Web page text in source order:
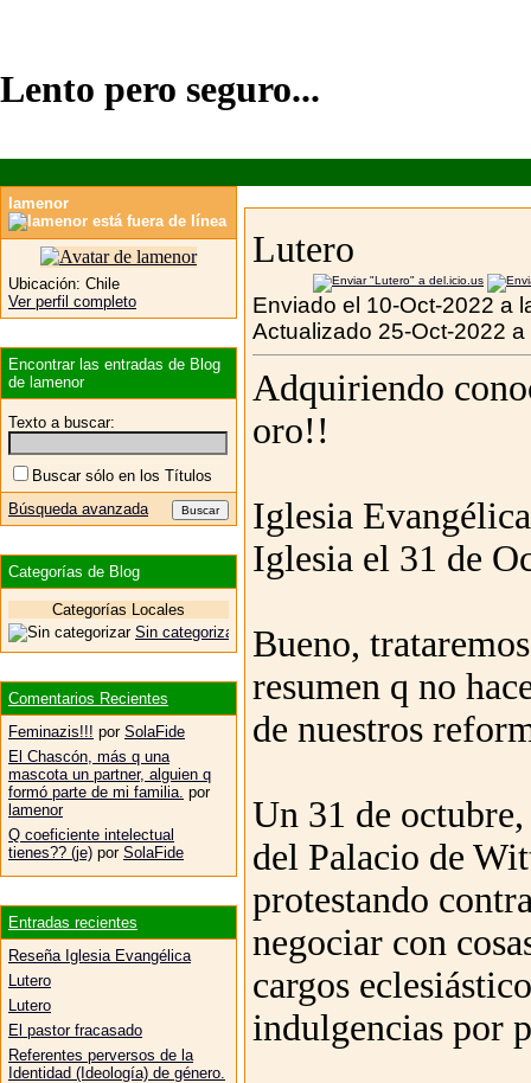
Lento pero seguro...
Lutero
Enviado el 10-Oct-2022 a
Actualizado 25-Oct-2022
Adquiriendo
oro!!
Iglesia
Iglesia el 31 de
Bueno,
resumen q no
de nuestros
Un 31 de
del Palacio de
protestando
negociar con
cargos
indulgencias por
lamenor
Ubicación: Chile
Ver perfil completo
Encontrar las entradas de Blog
de lamenor
Texto a buscar:
Buscar sólo en los Títulos
Búsqueda avanzada
Categorías de Blog
Categorías Locales
Sin categorizar
Comentarios Recientes
Feminazis!!! por SolaFide
El Chascón, más q una
mascota un partner, alguien q
formó parte de mi familia. por
lamenor
Q coeficiente intelectual
tienes?? (je) por SolaFide
Entradas recientes
Reseña Iglesia Evangélica
Lutero
Lutero
El pastor fracasado
Referentes perversos de la
Identidad (Ideología) de género.